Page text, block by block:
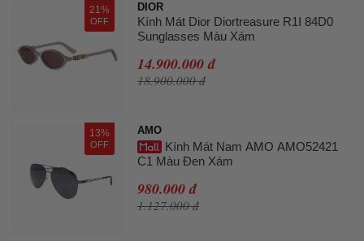
21%
OFF
DIOR
Kính Mát Dior Diortreasure R1I 84D0
Sunglasses Màu Xám
14.900.000 đ
18.900.000 đ
13%
OFF
AMO
Kính Mát Nam AMO AMO52421
C1 Màu Đen Xám
980.000 đ
1.127.000 đ